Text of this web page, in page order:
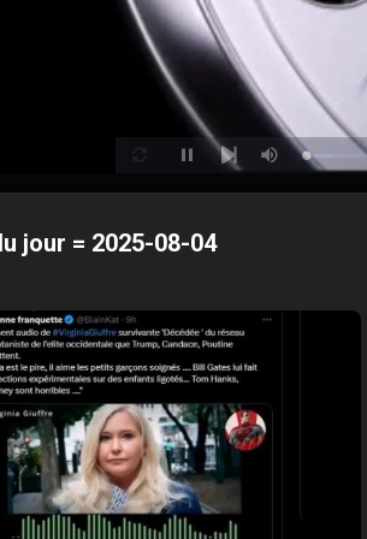
Pause
Next
Mute Loaded
5.72%
jour = 2025-08-04